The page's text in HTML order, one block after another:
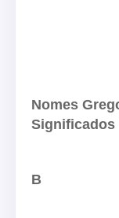
Nomes
Significados
B